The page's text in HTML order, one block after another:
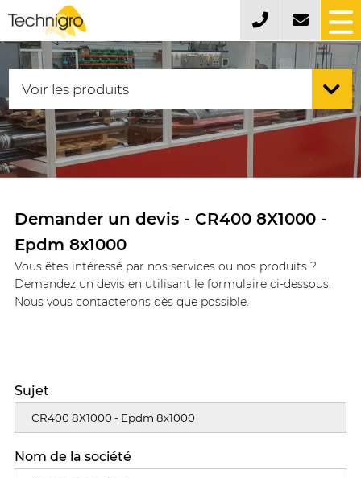
Demander un devis - CR400 8X1000 -
Epdm 8x1000
Vous êtes intéressé par nos services ou nos produits ?
Demandez un devis en utilisant le formulaire ci-dessous.
Nous vous contacterons dès que possible.
Sujet
Nom de la société